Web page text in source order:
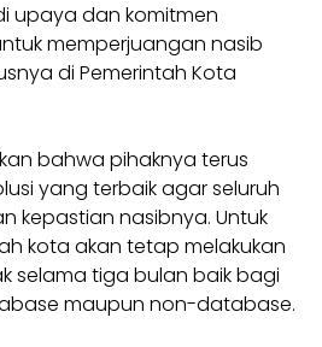
upaya dan komitmen
memperjuangan nasib
di Pemerintah Kota
bahwa pihaknya terus
yang terbaik agar seluruh
kepastian nasibnya. Untuk
kota akan tetap melakukan
selama tiga bulan baik bagi
maupun non-database.